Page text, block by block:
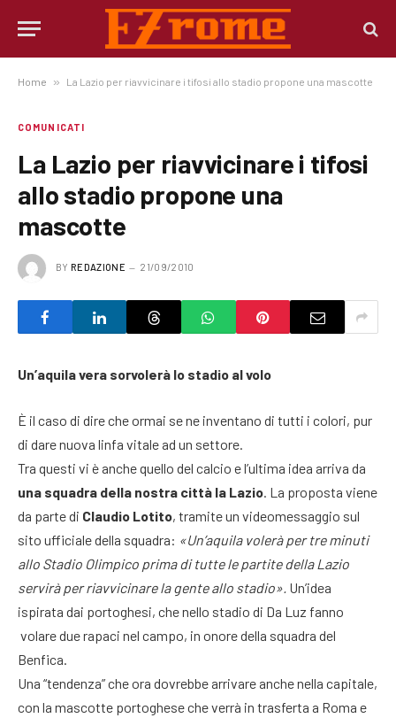
Home » La Lazio per riavvicinare i tifosi allo stadio propone una mascotte
COMUNICATI
La Lazio per riavvicinare i tifosi
allo stadio propone una
mascotte
BY REDAZIONE 21/09/2010
Un’aquila vera sorvolerà lo stadio al volo
È il caso di dire che ormai se ne inventano di tutti i colori, pur
di dare nuova linfa vitale ad un settore.
Tra questi vi è anche quello del calcio e l’ultima idea arriva da
una squadra della nostra città la Lazio . La proposta viene
da parte di Claudio Lotito, tramite un videomessaggio sul
sito ufficiale della squadra: «Un’aquila volerà per tre minuti
allo Stadio Olimpico prima di tutte le partite della Lazio
servirà per riavvicinare la gente allo stadio». Un’idea
ispirata dai portoghesi, che nello stadio di Da Luz fanno
volare due rapaci nel campo, in onore della squadra del
Benfica.
Una “tendenza” che ora dovrebbe arrivare anche nella capitale,
con la mascotte portoghese che verrà in trasferta a Roma e